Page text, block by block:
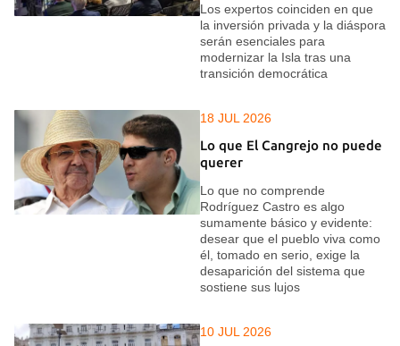
Los expertos coinciden en que
la inversión privada y la diáspora
serán esenciales para
modernizar la Isla tras una
transición democrática
18 JUL 2026
Lo que El Cangrejo no puede
querer
Lo que no comprende
Rodríguez Castro es algo
sumamente básico y evidente:
desear que el pueblo viva como
él, tomado en serio, exige la
desaparición del sistema que
sostiene sus lujos
10 JUL 2026